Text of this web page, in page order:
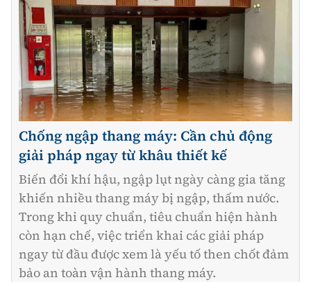
Chống ngập thang máy: Cần chủ động
giải pháp ngay từ khâu thiết kế
Biến đổi khí hậu, ngập lụt ngày càng gia tăng
khiến nhiều thang máy bị ngập, thấm nước.
Trong khi quy chuẩn, tiêu chuẩn hiện hành
còn hạn chế, việc triển khai các giải pháp
ngay từ đầu được xem là yếu tố then chốt đảm
bảo an toàn vận hành thang máy.